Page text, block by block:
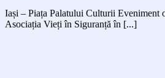
Iași – Piața Palatului Culturii Eveniment
Asociația Vieți în Siguranță în [...]